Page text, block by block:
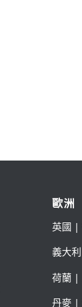
歐洲
英國 |
義大利
荷蘭|
丹麥|